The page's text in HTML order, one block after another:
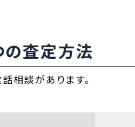
の査定方法
相談があります。